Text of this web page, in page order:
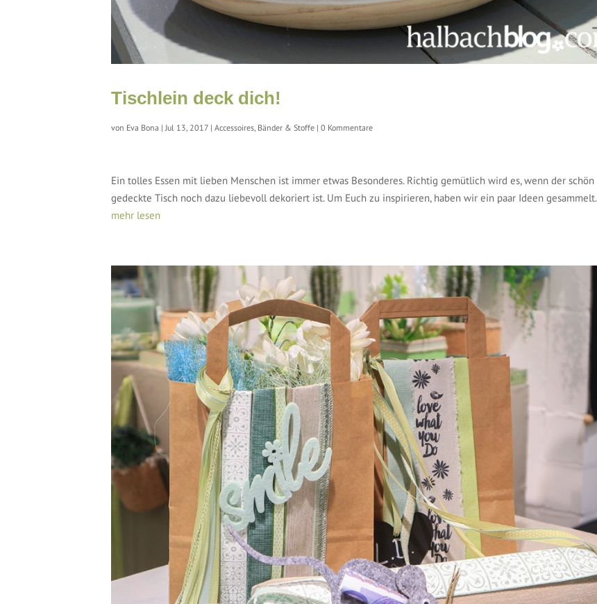
Tischlein deck dich!
von Eva Bona | Jul 13, 2017 | Accessoires Bänder & Stoffe | 0 Kommentare
Ein tolles Essen mit lieben Menschen ist immer etwas Besonderes. Richtig gemütlich wird es, wenn der schön
gedeckte Tisch noch dazu liebevoll dekoriert ist. Um Euch zu inspirieren, haben wir ein paar Ideen gesammelt.
mehr lesen